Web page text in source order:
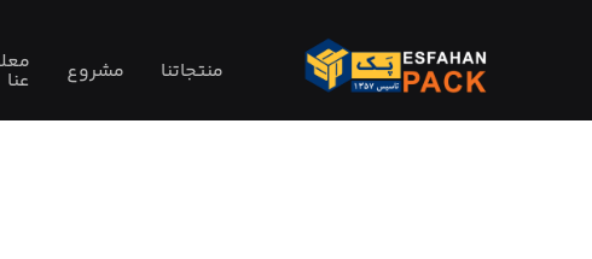
منتجاتنا مشروع عنا #3985